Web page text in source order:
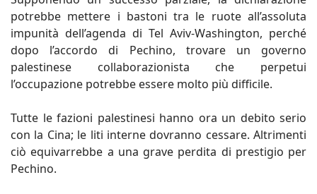
potrebbe mettere i bastoni tra le ruote all’assoluta
impunità dell’agenda di Tel Aviv-Washington, perché
dopo l’accordo di Pechino, trovare un governo
palestinese collaborazionista che perpetui
l’occupazione potrebbe essere molto più difficile.
Tutte le fazioni palestinesi hanno ora un debito serio
con la Cina; le liti interne dovranno cessare. Altrimenti
ciò equivarrebbe a una grave perdita di prestigio per
Pechino.